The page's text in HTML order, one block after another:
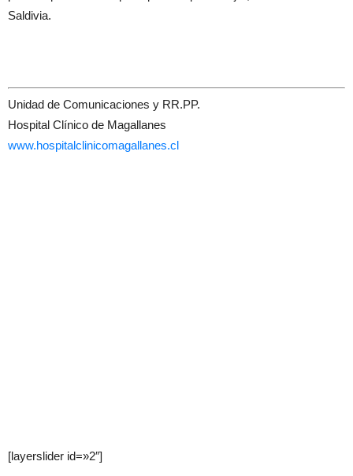
Saldivia.
Unidad de Comunicaciones y RR.PP.
Hospital Clínico de Magallanes
www.hospitalclinicomagallanes.cl
[layerslider id=»2″]